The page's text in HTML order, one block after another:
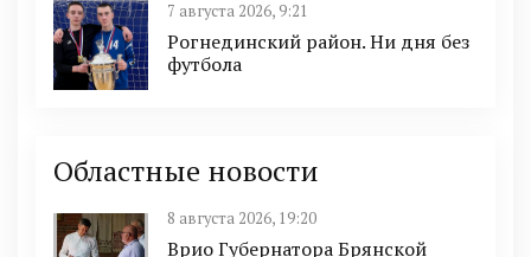
7 августа 2026, 9:21
Рогнединский район. Ни дня без
футбола
Областные новости
8 августа 2026, 19:20
Врио Губернатора Брянской